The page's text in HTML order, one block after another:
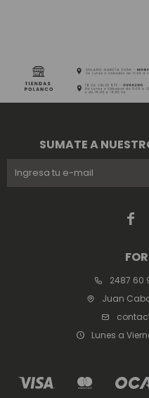

2487 60
Juan
Lunes a
SUMATE A